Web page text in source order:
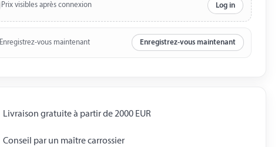
Prix visibles après connexion Log in
Enregistrez-vous maintenant Enregistrez-vous maintenant
Livraison gratuite à partir de 2000 EUR
Conseil par un maître carrossier